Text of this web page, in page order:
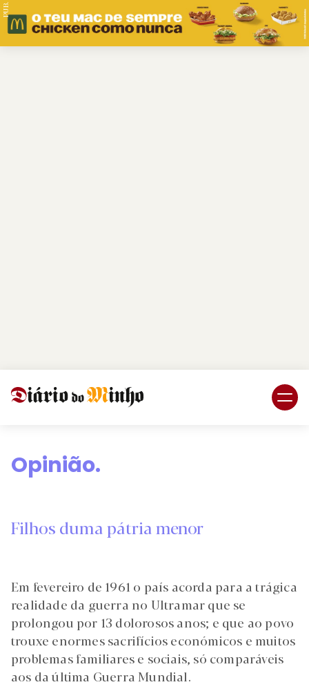
PUB.
Opinião.
Filhos duma pátria menor
Em fevereiro de 1961 o país acorda para a trágica
realidade da guerra no Ultramar que se
prolongou por 13 dolorosos anos; e que ao povo
trouxe enormes sacrifícios económicos e muitos
problemas familiares e sociais, só comparáveis
aos da última Guerra Mundial.